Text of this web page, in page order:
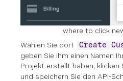
where to click
Wählen Sie dort
Create
geben Sie ihm einen Namen
Projekt erstellt haben, klicken
und speichern Sie den API-